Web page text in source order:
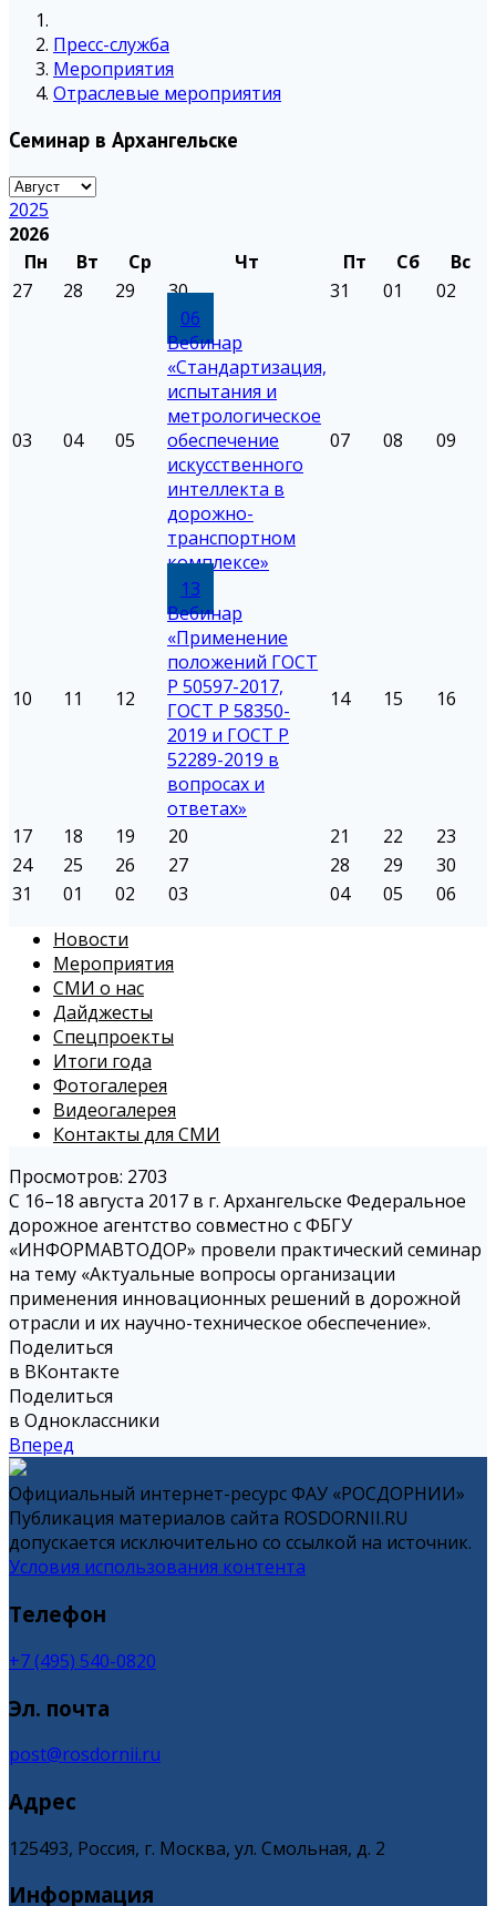
Пресс-служба
Мероприятия
Отраслевые мероприятия
Семинар в Архангельске
2025
2026
Пн
Вт Ср Чт Пт Сб
Вс
27
28 29 30 31 01 02
03 04 05
06
Вебинар
«Стандартизация,
испытания и
метрологическое
обеспечение
искусственного
интеллекта в
дорожно-
транспортном
комплексе»
07 08 09
10 11 12
13
Вебинар
«Применение
положений ГОСТ
Р 50597-2017,
ГОСТ Р 58350-
2019 и ГОСТ Р
52289-2019 в
вопросах и
ответах»
14 15 16
17 18 19 20 21 22
23
24
25 26 27 28 29
30
31
01 02 03 04 05
06
Новости
Мероприятия
СМИ о нас
Дайджесты
Спецпроекты
Итоги года
Фотогалерея
Видеогалерея
Контакты для СМИ
Просмотров: 2703
С 16–18 августа 2017 в г. Архангельске Федеральное
дорожное агентство совместно с ФБГУ
«ИНФОРМАВТОДОР» провели практический семинар
на тему «Актуальные вопросы организации
применения инновационных решений в дорожной
отрасли и их научно-техническое обеспечение».
Поделиться
в ВКонтакте
Поделиться
в Одноклассники
Вперед
Официальный интернет-ресурс ФАУ «РОСДОРНИИ»
Публикация материалов сайта ROSDORNII.RU
допускается исключительно со ссылкой на источник.
Условия использования контента
Телефон
+7 (495) 540-0820
Эл. почта
post@rosdornii.ru
Адрес
125493, Россия, г. Москва, ул. Смольная, д. 2
Информация